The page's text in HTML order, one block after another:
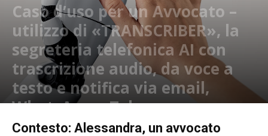
Caso d’uso per un Avvocato –
utilizzo di «TRANSCRIBER», la
segreteria telefonica AI con
trascrizione audio, da voce a
testo e notifica via email,
WhatsApp o Telegram
Di Asterweb - 29 Dicembre 2023
Contesto: Alessandra, un avvocato